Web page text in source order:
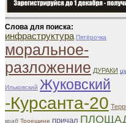
Слова для поиска:
инфраструктура Пятёрочка
моральное-
разложение ДУРАКИ
Ильковский Жуковский
-Курсанта-20
краб Троещине причал